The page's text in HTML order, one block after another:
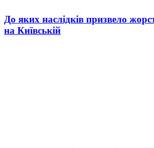
До яких наслідків призвело
на Київській